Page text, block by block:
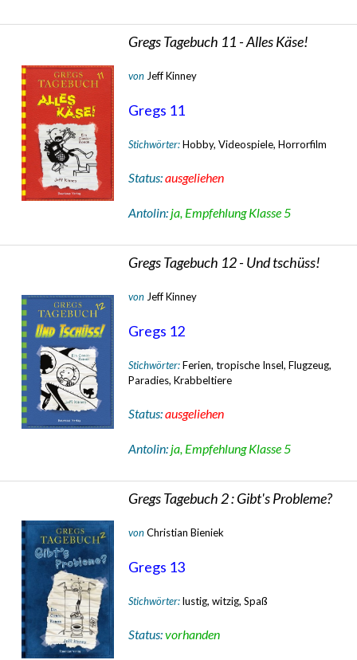
Gregs Tagebuch 11 - Alles Käse!
von Jeff Kinney
Gregs 11
Stichwörter:Hobby, Videospiele, Horrorfilm
Status:ausgeliehen
Antolin: ja, Empfehlung Klasse 5
Gregs Tagebuch 12 - Und tschüss!
von Jeff Kinney
Gregs 12
Stichwörter:Ferien, tropische Insel, Flugzeug,
Paradies, Krabbeltiere
Status:ausgeliehen
Antolin: ja, Empfehlung Klasse 5
Gregs Tagebuch 2 : Gibt's Probleme?
vonChristian Bieniek
Gregs 13
Stichwörter:lustig, witzig, Spaß
Status:vorhanden